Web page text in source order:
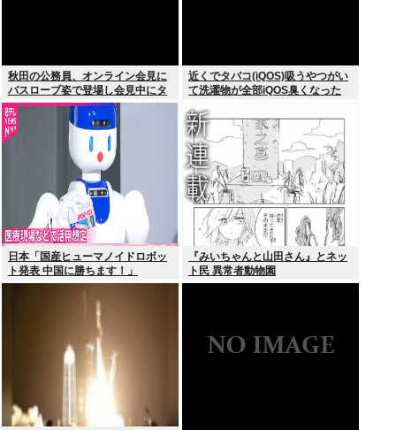
秋田の公務員、オンライン会見に
バスローブ姿で登場し会見中にタ
バコを吸う←あのさあ！
近くでタバコ(iQOS)吸うやつがい
て洗濯物が全部iQOS臭くなった
日本「国産ヒューマノイドロボッ
ト発表 中国に勝ちます！」
youtubeで1万いいね
『みいちゃんと山田さん』とネッ
ト民 異常者動物園